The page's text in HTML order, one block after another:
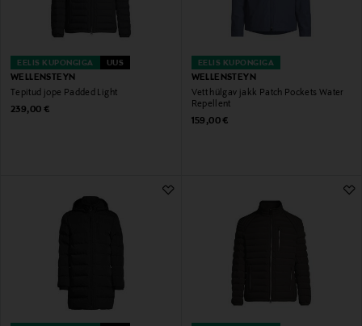
EELIS KUPONGIGA UUS
WELLENSTEYN
Tepitud jope Padded Light
Original Price
239,00 €
EELIS KUPONGIGA
WELLENSTEYN
Vett hülgav jakk Patch Pockets Water
Repellent
Original Price
159,00 €